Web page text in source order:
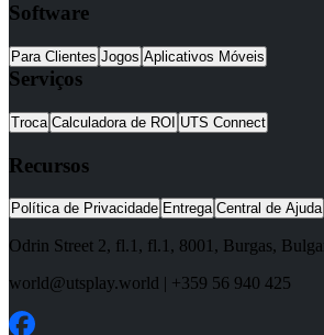
Software
Para Clientes Jogos Aplicativos Móveis
Serviços
Troca Calculadora de ROI UTS Connect
Recursos
Política de Privacidade Entrega Central de Ajuda
Odrin Street 2, fl.1 , fl.1, 8001 , Burgas,
world@utsplay.world | +359 56 940 425